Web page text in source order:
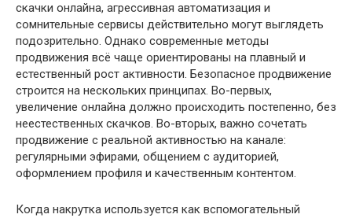
скачки онлайна, агрессивная автоматизация и
сомнительные сервисы действительно могут выглядеть
подозрительно. Однако современные методы
продвижения всё чаще ориентированы на плавный и
естественный рост активности. Безопасное продвижение
строится на нескольких принципах. Во-первых,
увеличение онлайна должно происходить постепенно, без
неестественных скачков. Во-вторых, важно сочетать
продвижение с реальной активностью на канале:
регулярными эфирами, общением с аудиторией,
оформлением профиля и качественным контентом.
Когда накрутка используется как вспомогательный